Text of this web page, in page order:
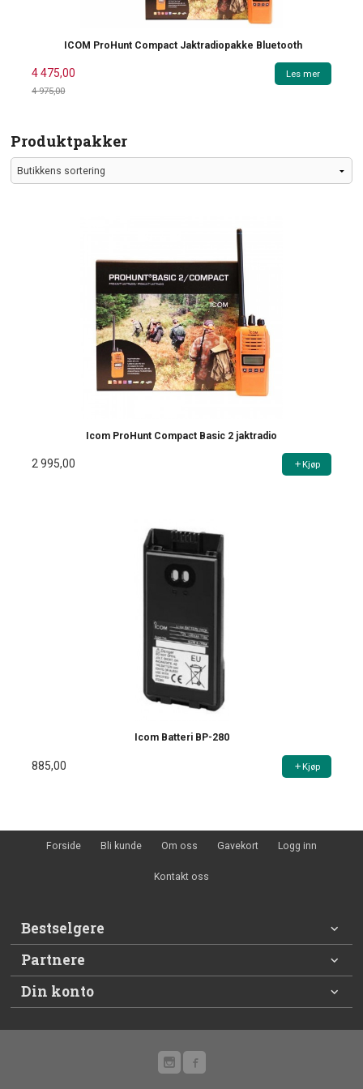
ICOM ProHunt Compact Jaktradiopakke Bluetooth
Tilbud
4 475,00
4 975,00
Les mer
Produktpakker
Icom ProHunt Compact Basic 2 jaktradio
2 995,00 Kjøp
Icom Batteri BP-280
885,00 Kjøp
Forside Bli kunde Om oss Gavekort Logg inn
Kontakt oss
Bestselgere
Partnere
Din konto